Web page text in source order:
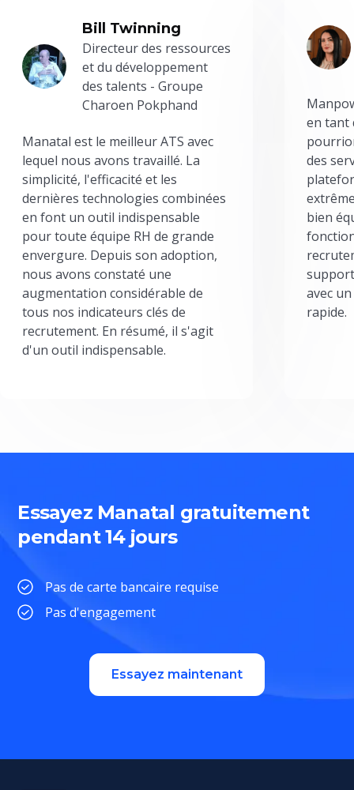
Bill Twinning
Directeur des ressources
et du développement
des talents - Groupe
Charoen Pokphand
Manatal est le meilleur ATS avec
lequel nous avons travaillé. La
simplicité, l'efficacité et les
dernières technologies combinées
en font un outil indispensable
pour toute équipe RH de grande
envergure. Depuis son adoption,
nous avons constaté une
augmentation considérable de
tous nos indicateurs clés de
recrutement. En résumé, il s'agit
d'un outil indispensable.
en tant
des
bien
avec
rapide.
Essayez Manatal gratuitement
pendant 14 jours
Pas de carte bancaire requise
Pas d'engagement
Essayez maintenant